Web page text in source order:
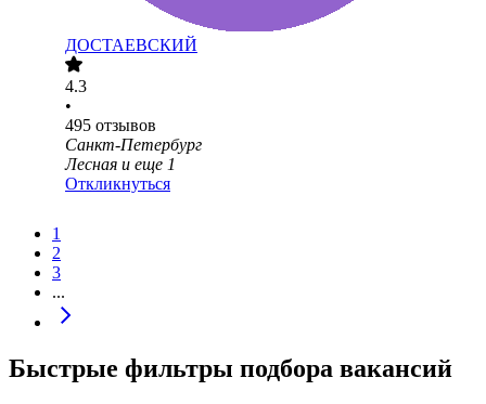
ДОСТАЕВСКИЙ
4.3
•
495 отзывов
Санкт-Петербург
Лесная и еще 1
Откликнуться
1
2
3
...
Быстрые фильтры подбора вакансий